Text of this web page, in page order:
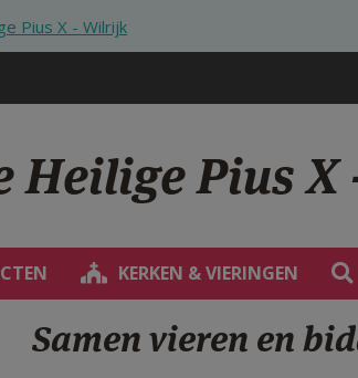
Pius X - Wilrijk
Heilige Pius
KERKEN & VIERINGEN
Samen vieren en